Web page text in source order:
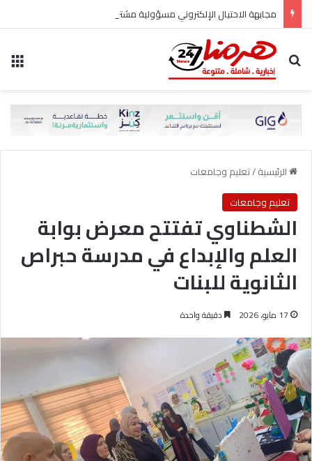
مجابهة الاحتيال الإلكتروني مسؤولية مشتركة
بحث عن
الرئيسية/تعليم وجامعات
تعليم وجامعات
الشطناوي تفتتح معرض بوابة
العلم والإبداع في مدرسة حبراص
الثانوية للبنات
17 مايو، 2026 دقيقة واحدة